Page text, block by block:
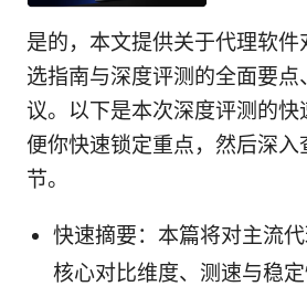
是的，本文提供关于代理软
选指南与深度评测的全面要点
议。以下是本次深度评测的快
便你快速锁定重点，然后深入
节。
快速摘要：本篇将对主流
核心对比维度、测速与稳